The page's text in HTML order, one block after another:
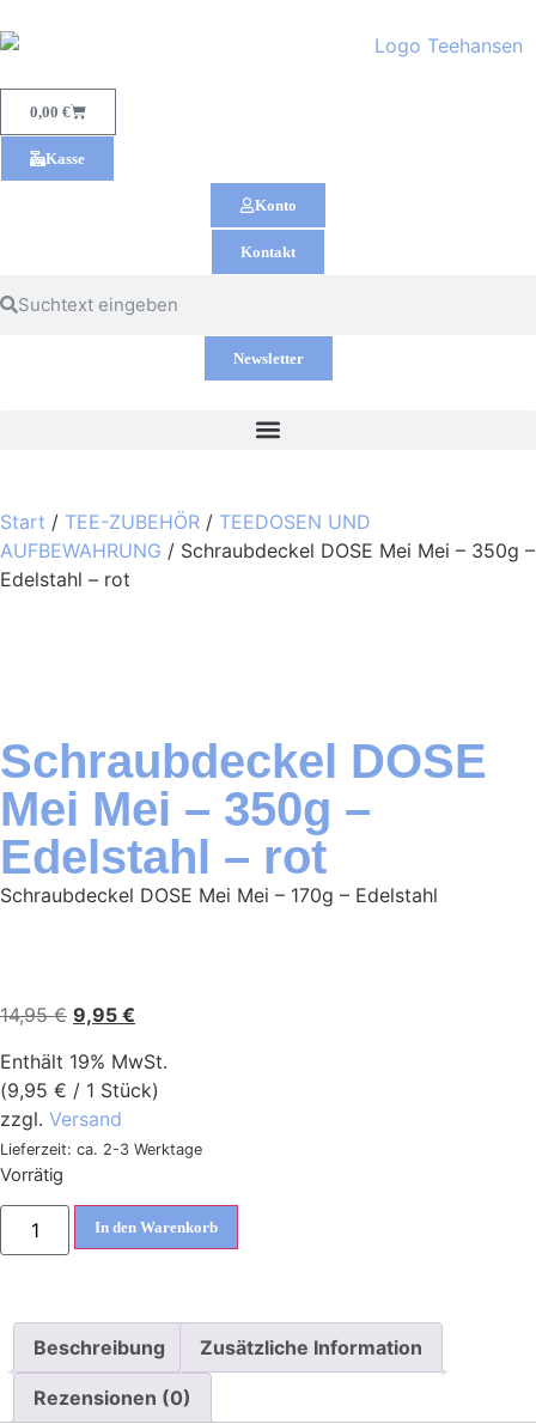
0,00 €
Kasse
Konto
Kontakt
Newsletter
Start / TEE-ZUBEHÖR / TEEDOSEN UND
AUFBEWAHRUNG / Schraubdeckel DOSE Mei Mei – 350g –
Edelstahl – rot
Schraubdeckel DOSE
Mei Mei – 350g –
Edelstahl – rot
Schraubdeckel DOSE Mei Mei – 170g – Edelstahl
14,95€ 9,95 €
Enthält 19% MwSt.
(9,95 € / 1 Stück)
zzgl. Versand
Lieferzeit: ca. 2-3 Werktage
Vorrätig
In den Warenkorb
Beschreibung Zusätzliche Information
Rezensionen (0)